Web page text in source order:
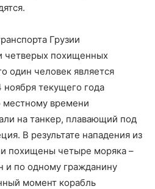
Грузии
четверых похищенных
один человек является
ноября текущего года
местному времени
на танкер, плавающий под
В результате нападения из
похищены четыре моряка –
и по одному гражданину
момент корабль